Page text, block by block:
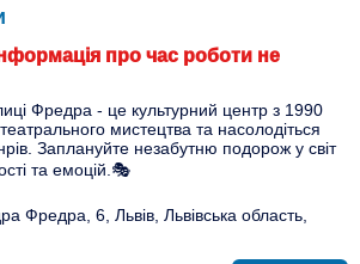
про час роботи не
Фредра - це культурний центр з 1990
мистецтва та насолодіться
Заплануйте незабутню подорож у світ
та емоцій.🎭
Фредра, 6, Львів, Львівська область,